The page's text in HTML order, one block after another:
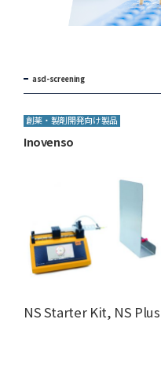
asd-screening
創薬・製剤開発向け製品
Inovenso
NS Starter Kit, NS Plus